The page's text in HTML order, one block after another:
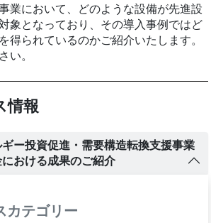
業において、どのような設備が先進設
象となっており、その導入事例ではど
得られているのかご紹介いたします。
い。
情報
ー投資促進・需要構造転換支援事業
おける成果のご紹介
カテゴリー